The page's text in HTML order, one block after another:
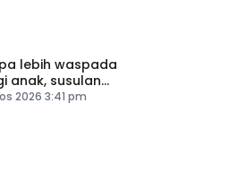
lebih waspada
anak, susulan
sangat tinggi
2026 3:41 pm